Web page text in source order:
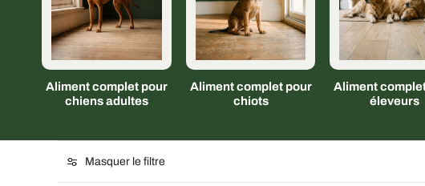
Aliment complet pour
chiens adultes
Aliment complet pour
chiots
Aliment
éleveurs
Masquer le filtre